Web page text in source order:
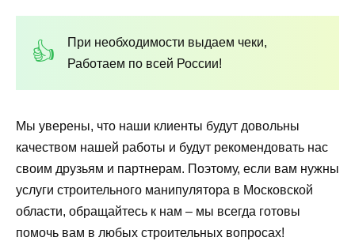
При необходимости выдаем чеки,
Работаем по всей России!
Мы уверены, что наши клиенты будут довольны
качеством нашей работы и будут рекомендовать нас
своим друзьям и партнерам. Поэтому, если вам нужны
услуги строительного манипулятора в Московской
области, обращайтесь к нам – мы всегда готовы
помочь вам в любых строительных вопросах!